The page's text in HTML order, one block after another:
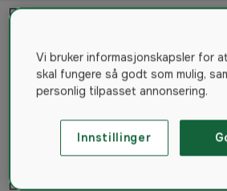
Vi bruker informasjonskapsler for
skal fungere så godt som mulig,
personlig tilpasset annonsering.
Innstillinger